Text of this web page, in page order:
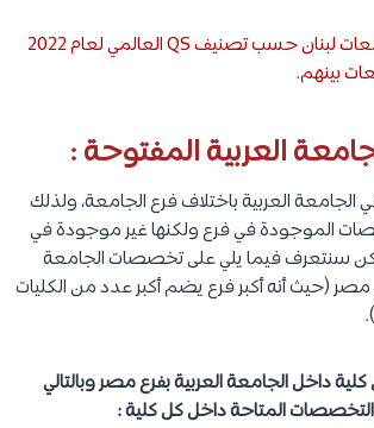
افضل جامعات لبنان حسب تصنيف QS العالمي لعام 2022
.
العربية المفتوحة :
الجامعة العربية باختلاف فرع الجامعة، ولذلك
الموجودة في فرع ولكنها غير موجودة في
سنتعرف فيما يلي على تخصصات الجامعة
مصر (حيث أنه أكبر فرع يضم أكبر عدد من الكليات
داخل الجامعة العربية بفرع مصر وبالتالي
المتاحة داخل كل كلية :